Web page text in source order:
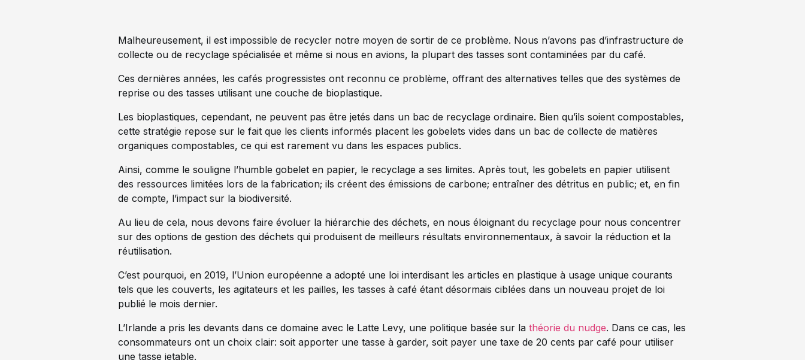
Malheureusement, il est impossible de recycler notre moyen de sortir de ce problème. Nous n’avons pas d’infrastructure de
collecte ou de recyclage spécialisée et même si nous en avions, la plupart des tasses sont contaminées par du café.
Ces dernières années, les cafés progressistes ont reconnu ce problème, offrant des alternatives telles que des systèmes de
reprise ou des tasses utilisant une couche de bioplastique.
Les bioplastiques, cependant, ne peuvent pas être jetés dans un bac de recyclage ordinaire. Bien qu’ils soient compostables,
cette stratégie repose sur le fait que les clients informés placent les gobelets vides dans un bac de collecte de matières
organiques compostables, ce qui est rarement vu dans les espaces publics.
Ainsi, comme le souligne l’humble gobelet en papier, le recyclage a ses limites. Après tout, les gobelets en papier utilisent
des ressources limitées lors de la fabrication; ils créent des émissions de carbone; entraîner des détritus en public; et, en fin
de compte, l’impact sur la biodiversité.
Au lieu de cela, nous devons faire évoluer la hiérarchie des déchets, en nous éloignant du recyclage pour nous concentrer
sur des options de gestion des déchets qui produisent de meilleurs résultats environnementaux, à savoir la réduction et la
réutilisation.
C’est pourquoi, en 2019, l’Union européenne a adopté une loi interdisant les articles en plastique à usage unique courants
tels que les couverts, les agitateurs et les pailles, les tasses à café étant désormais ciblées dans un nouveau projet de loi
publié le mois dernier.
L’Irlande a pris les devants dans ce domaine avec le Latte Levy, une politique basée sur la théorie du nudge. Dans ce cas, les
consommateurs ont un choix clair: soit apporter une tasse à garder, soit payer une taxe de 20 cents par café pour utiliser
une tasse jetable.